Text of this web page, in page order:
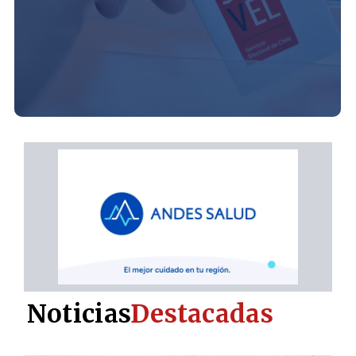
NoticiasDestacadas